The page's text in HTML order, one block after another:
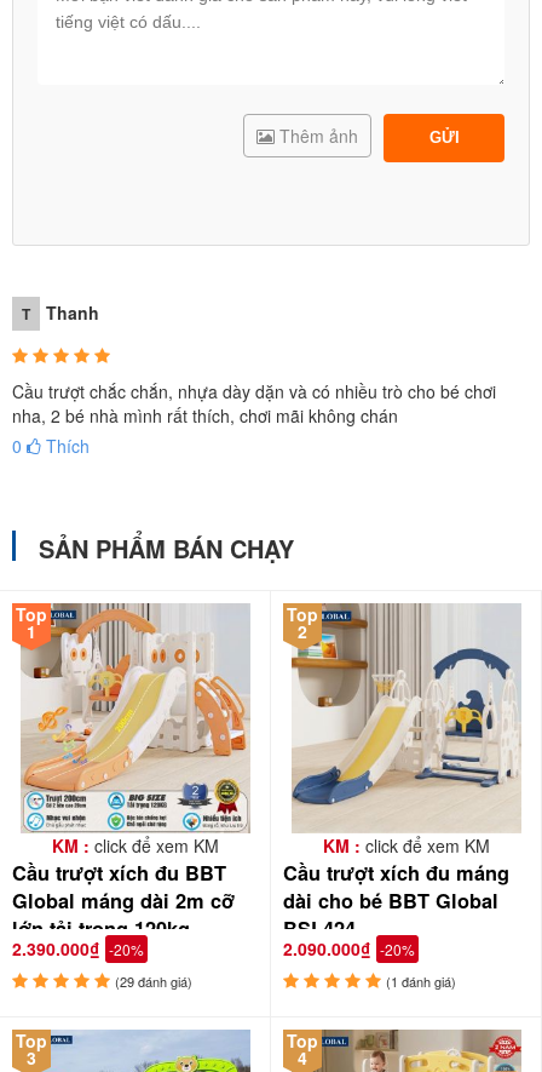
GỬI
Thêm ảnh
T Thanh
Cầu trượt chắc chắn, nhựa dày dặn và có nhiều trò cho bé chơi
nha, 2 bé nhà mình rất thích, chơi mãi không chán
0
Thích
SẢN PHẨM BÁN CHẠY
Top
1
KM : click để xem KM
Cầu trượt xích đu BBT
Global máng dài 2m cỡ
lớn tải trọng 120kg
BSL411
2.390.000₫ -20%
(29 đánh giá)
Top
2
KM : click để xem KM
Cầu trượt xích đu máng
dài cho bé BBT Global
BSL424
2.090.000₫ -20%
(1 đánh giá)
Top
3
Top
4